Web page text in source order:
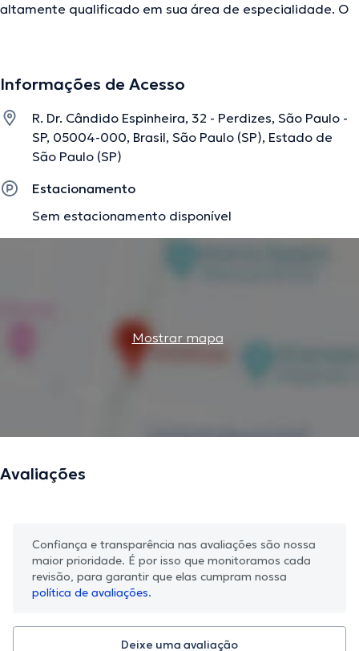
altamente qualificado em sua área de especialidade. O
colaborou em numerosas conferências com a intenção
especialização e já anunciou numerosos comunicados. É
importante ressaltar que, o especialista pode falar
Inglês.
A descrição foi editada pela equipe do doctoranytime, baseada em
Informações de Acesso
R. Dr. Cândido Espinheira, 32 - Perdizes, São Paulo -
SP, 05004-000, Brasil, São Paulo (SP), Estado de
São Paulo (SP)
Estacionamento
Sem estacionamento disponível
Mostrar mapa
Avaliações
Confiança e transparência nas avaliações são nossa
maior prioridade. É por isso que monitoramos cada
revisão, para garantir que elas cumpram nossa
política de avaliações.
Deixe uma avaliação